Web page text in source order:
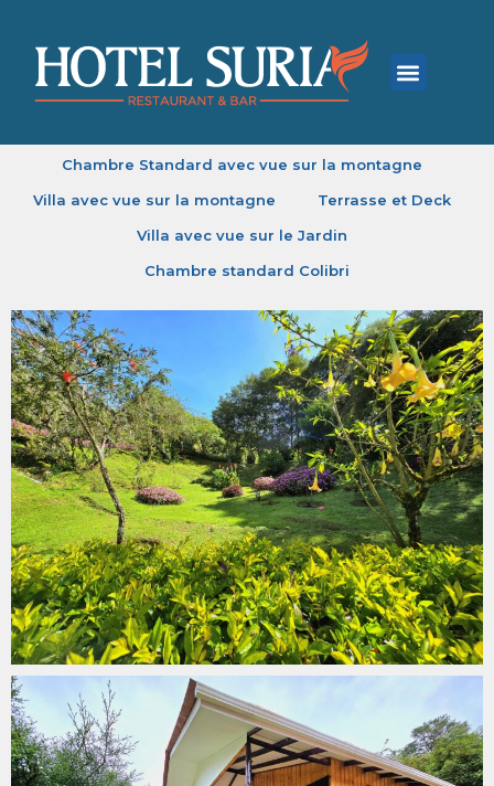
Galerie
Jardins Façade
Environs
Chambre Standard avec vue sur la montagne
Villa avec vue sur la montagne
Terrasse et Deck
Villa avec vue sur le Jardin
Chambre standard Colibri